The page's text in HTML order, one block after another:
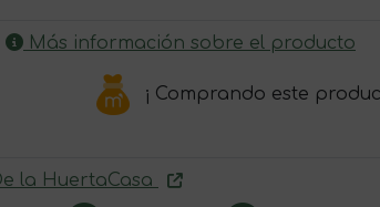
Más información sobre el producto
¡ Comprando este
la HuertaCasa